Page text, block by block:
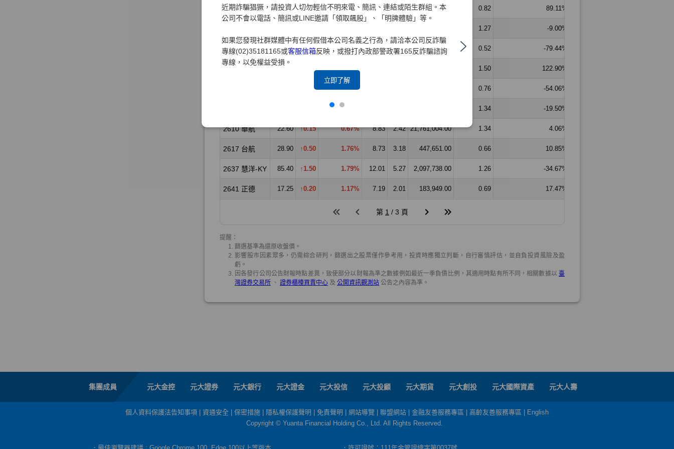
近期詐騙猖獗，請投資人切勿輕信不明來電、簡訊、連結或陌生群組。本
公司不會以電話、簡訊或LINE邀請「領取飆股」、「明牌體驗」等。
如果您發現社群媒體中有任何假借本公司名義之行為，請洽本公司反詐騙
專線(02)35181165或客服信箱反映，或撥打內政部警政署165反詐騙諮詢
專線，以免權益受損。
立即了解
集團成員 元大金控 元大證券 元大銀行 元大證金 元大投信 元大投顧 元大期貨 元大創投 元大國際資產 元大人壽
個人資料保護法告知事項 資通安全 保密措施 隱私權保護聲明 免責聲明 網站導覽 聯盟網站 金融友善服務專區 高齡友善服務專區
English
Copyright © Yuanta Financial Holding Co., Ltd. All Rights Reserved.